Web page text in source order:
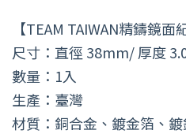
【TEAM TAIWAN精鑄鏡面
尺寸：直徑 38mm/ 厚度
數量：1入
生產：臺灣
材質：銅合金、鍍金箔、鍍